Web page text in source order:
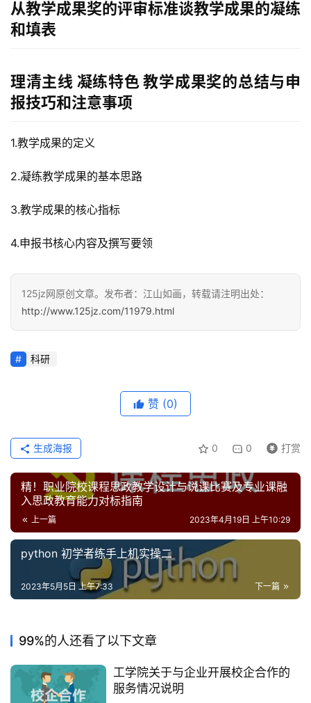
讯
程
设
题
源
问
答
I
登录
从教学成果奖的评审标准谈教学成果的凝练
和填表
理清主线 凝练特色 教学成果奖的总结与申
报技巧和注意事项
1.教学成果的定义
2.凝练教学成果的基本思路
3.教学成果的核心指标
4.申报书核心内容及撰写要领
125jz网原创文章。发布者：江山如画，转载请注明出处：
http://www.125jz.com/11979.html
科研
赞 (0)
0 0 打赏
生成海报
精！职业院校课程思政教学设计与说课比赛及专业课融
入思政教育能力对标指南
上一篇 2023年4月19日 上午10:29
python 初学者练手上机实操二
下一篇
2023年5月5日 上午7:33
99%的人还看了以下文章
工学院关于与企业开展校企合作的
服务情况说明